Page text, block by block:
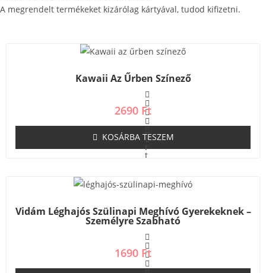
A megrendelt termékeket kizárólag kártyával, tudod kifizetni.
Kawaii Az Űrben Színező
É
r
t
e
l
s
:
0
5
2690 Ft
KOSÁRBA TESZEM
Vidám Léghajós Szülinapi Meghívó Gyerekeknek –
Személyre Szabható
1690 Ft